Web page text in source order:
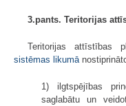
3.pants. Teritorijas
Teritorijas attīstības
sistēmas likumā
1) ilgtspējības
saglabātu un